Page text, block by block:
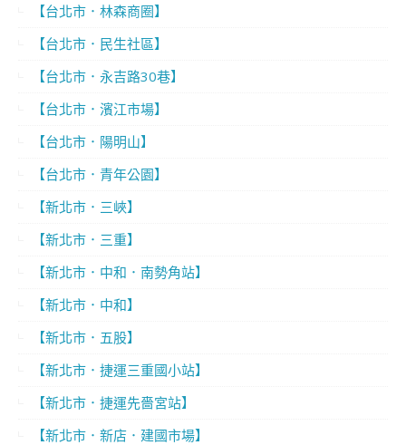
【台北市．林森商圈】
【台北市．民生社區】
【台北市．永吉路30巷】
【台北市．濱江市場】
【台北市．陽明山】
【台北市．青年公園】
【新北市．三峽】
【新北市．三重】
【新北市．中和．南勢角站】
【新北市．中和】
【新北市．五股】
【新北市．捷運三重國小站】
【新北市．捷運先嗇宮站】
【新北市．新店．建國市場】